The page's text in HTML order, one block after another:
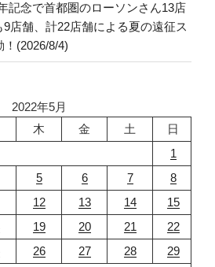
記念で首都圏のローソンさん13店
店舗、計22店舗による夏の遠征ス
(2026/8/4)
2022年5月
木 金 土
日
1
5 6 7
8
12 13 14
15
19 20 21
22
26 27 28
29